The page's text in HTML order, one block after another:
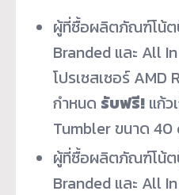
ผู้ที่ซื้อผลิตภัณฑ์โน้ต
Branded และ All
โปรเซสเซอร์
กำหนด รับฟรี!แก้ว
Tumbler ขนาด 40
ผู้ที่ซื้อผลิตภัณฑ์โน้ต
Branded และ All